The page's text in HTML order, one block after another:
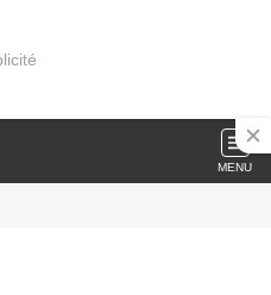
MENU